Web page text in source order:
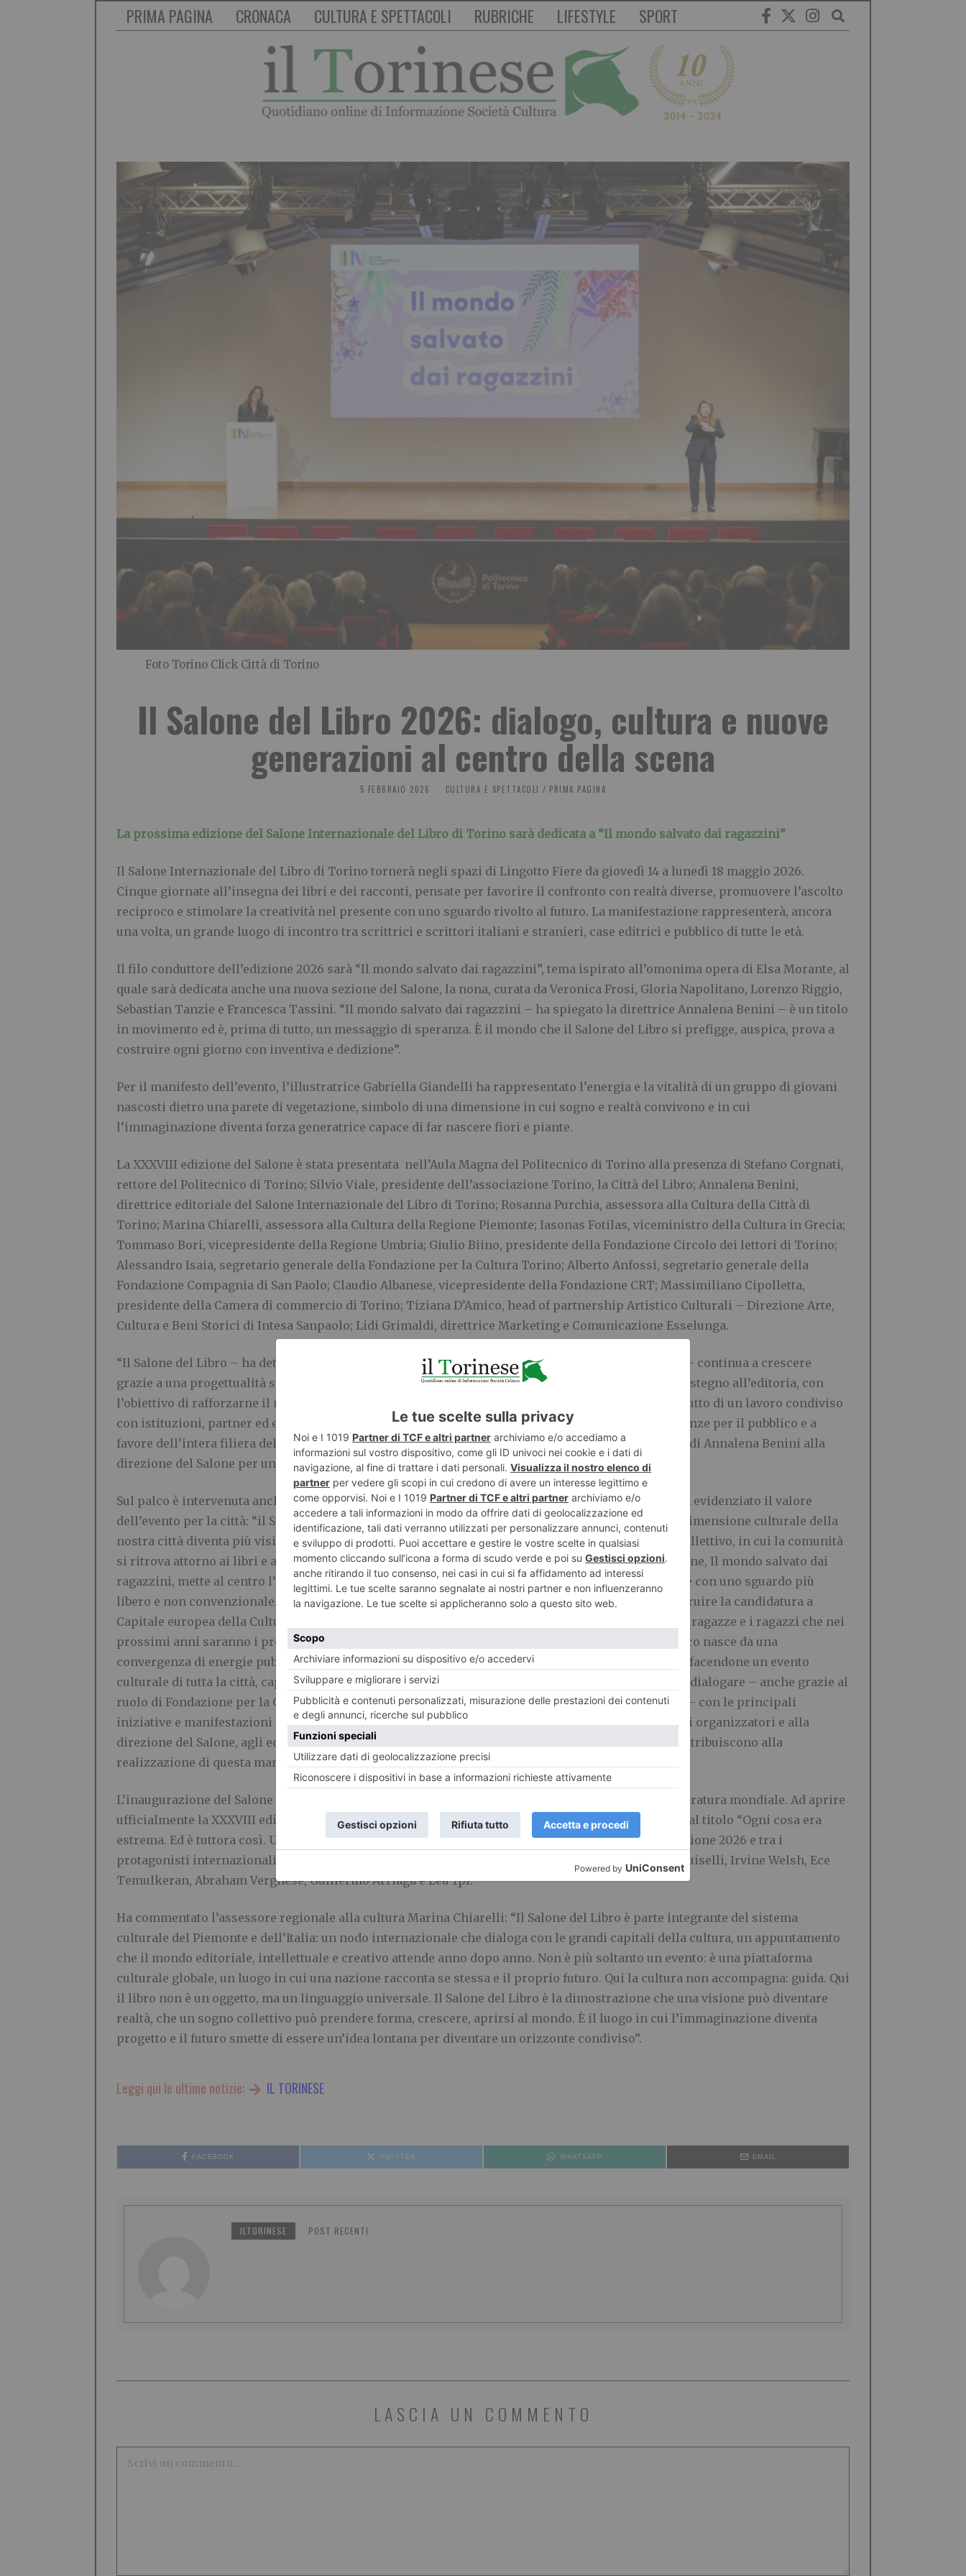
PRIMA PAGINA CRONACA CULTURA E SPETTACOLI RUBRICHE LIFESTYLE SPORT
Foto Torino Click Città di Torino
Il Salone del Libro 2026: dialogo, cultura e nuove
generazioni al centro della scena
5 FEBBRAIO 2026 CULTURA E SPETTACOLI / PRIMA PAGINA
La prossima edizione del Salone Internazionale del Libro di Torino sarà dedicata a “Il mondo salvato dai ragazzini”
Il Salone Internazionale del Libro di Torino tornerà negli spazi di Lingotto Fiere da giovedì 14 a lunedì 18 maggio 2026.
Cinque giornate all’insegna dei libri e dei racconti, pensate per favorire il confronto con realtà diverse, promuovere l’ascolto
reciproco e stimolare la creatività nel presente con uno sguardo rivolto al futuro. La manifestazione rappresenterà, ancora
una volta, un grande luogo di incontro tra scrittrici e scrittori italiani e stranieri, case editrici e pubblico di tutte le età.
Il filo conduttore dell’edizione 2026 sarà “Il mondo salvato dai ragazzini”, tema ispirato all’omonima opera di Elsa Morante, al
quale sarà dedicata anche una nuova sezione del Salone, la nona, curata da Veronica Frosi, Gloria Napolitano, Lorenzo Riggio,
Sebastian Tanzie e Francesca Tassini. “Il mondo salvato dai ragazzini – ha spiegato la direttrice Annalena Benini – è un titolo
in movimento ed è, prima di tutto, un messaggio di speranza. È il mondo che il Salone del Libro si prefigge, auspica, prova a
costruire ogni giorno con inventiva e dedizione”.
Per il manifesto dell’evento, l’illustratrice Gabriella Giandelli ha rappresentato l’energia e la vitalità di un gruppo di giovani
nascosti dietro una parete di vegetazione, simbolo di una dimensione in cui sogno e realtà convivono e in cui
l’immaginazione diventa forza generatrice capace di far nascere fiori e piante.
La XXXVIII edizione del Salone è stata presentata nell’Aula Magna del Politecnico di Torino alla presenza di Stefano Corgnati,
rettore del Politecnico di Torino; Silvio Viale, presidente dell’associazione Torino, la Città del Libro; Annalena Benini,
direttrice editoriale del Salone Internazionale del Libro di Torino; Rosanna Purchia, assessora alla Cultura della Città di
Torino; Marina Chiarelli, assessora alla Cultura della Regione Piemonte; Iasonas Fotilas, viceministro della Cultura in Grecia;
Tommaso Bori, vicepresidente della Regione Umbria; Giulio Biino, presidente della Fondazione Circolo dei lettori di Torino;
Alessandro Isaia, segretario generale della Fondazione per la Cultura Torino; Alberto Anfossi, segretario generale della
Fondazione Compagnia di San Paolo; Claudio Albanese, vicepresidente della Fondazione CRT; Massimiliano Cipolletta,
presidente della Camera di commercio di Torino; Tiziana D’Amico, head of partnership Artistico Culturali – Direzione Arte,
Cultura e Beni Storici di Intesa Sanpaolo; Lidi Grimaldi, direttrice Marketing e Comunicazione Esselunga.
“Il Salone del Libro – ha detto il presidente dell’associazione Torino, la Città del Libro Silvio Viale – continua a crescere
grazie a una progettualità solida e di lungo periodo, fondata sulla promozione della lettura e sul sostegno all’editoria, con
l’obiettivo di rafforzarne il ruolo a livello nazionale e internazionale. I risultati raggiunti sono il frutto di un lavoro condiviso
con istituzioni, partner ed editori e incoraggiano a proseguire negli investimenti in nuove esperienze per il pubblico e a
favore dell’intera filiera del libro”. Nel corso dell’incontro Viale ha inoltre annunciato la conferma di Annalena Benini alla
direzione del Salone per un ulteriore triennio.
Sul palco è intervenuta anche l’assessora alla Cultura della Città di Torino Rosanna Purchia, che ha evidenziato il valore
dell’evento per la città: “il Salone Internazionale del Libro è per Torino uno dei momenti in cui la dimensione culturale della
nostra città diventa più visibile e condivisa: un’occasione di partecipazione e di riconoscimento collettivo, in cui la comunità
si ritrova attorno ai libri e alle storie come spazio di ascolto e di confronto. Il tema di questa edizione, Il mondo salvato dai
ragazzini, mette al centro l’energia delle nuove generazioni e la loro capacità di leggere il presente con uno sguardo più
libero e non convenzionale. Lo stesso sguardo da cui la Città di Torino ha scelto di partire per costruire la candidatura a
Capitale europea della Cultura 2033, coinvolgendo attivamente, fin dalle prime fasi del percorso, le ragazze e i ragazzi che nei
prossimi anni saranno i protagonisti della vita culturale europea. Ogni edizione del Salone del Libro nasce da una
convergenza di energie pubbliche e private, che ne amplia la portata ben oltre gli spazi della fiera, facendone un evento
culturale di tutta la città, capace di raggiungere i quartieri con gli appuntamenti del Salone Off e di dialogare – anche grazie al
ruolo di Fondazione per la Cultura Torino e alla collaborazione con le Biblioteche civiche torinesi – con le principali
iniziative e manifestazioni culturali della Città di Torino. Un sentito ringraziamento va dunque agli organizzatori e alla
direzione del Salone, agli editori e agli autori, ai volontari e ai partner, per la dedizione con cui contribuiscono alla
realizzazione di questa manifestazione, continuando a rafforzare il legame tra Torino e il libro”.
L’inaugurazione del Salone sarà affidata, come da tradizione, a una figura di primo piano della letteratura mondiale. Ad aprire
ufficialmente la XXXVIII edizione sarà la scrittrice e saggista britannica Zadie Smith con la lectio dal titolo “Ogni cosa era
estrema. Ed è tuttora così. Una riflessione sull’adolescenza”. La Grecia sarà il Paese ospite dell’edizione 2026 e tra i
protagonisti internazionali già annunciati figurano Petros Markaris, Emmanuel Carrere, Valeria Luiselli, Irvine Welsh, Ece
Temulkeran, Abraham Verghese, Guillermo Arriaga e Lea Ypi.
Ha commentato l’assessore regionale alla cultura Marina Chiarelli: “Il Salone del Libro è parte integrante del sistema
culturale del Piemonte e dell’Italia: un nodo internazionale che dialoga con le grandi capitali della cultura, un appuntamento
che il mondo editoriale, intellettuale e creativo attende anno dopo anno. Non è più soltanto un evento: è una piattaforma
culturale globale, un luogo in cui una nazione racconta se stessa e il proprio futuro. Qui la cultura non accompagna: guida. Qui
il libro non è un oggetto, ma un linguaggio universale. Il Salone del Libro è la dimostrazione che una visione può diventare
realtà, che un sogno collettivo può prendere forma, crescere, aprirsi al mondo. È il luogo in cui l’immaginazione diventa
progetto e il futuro smette di essere un’idea lontana per diventare un orizzonte condiviso”.
Leggi qui le ultime notizie: IL TORINESE
FACEBOOK TWITTER WHATSAPP EMAIL
ILTORINESE POST RECENTI
LASCIA UN COMMENTO